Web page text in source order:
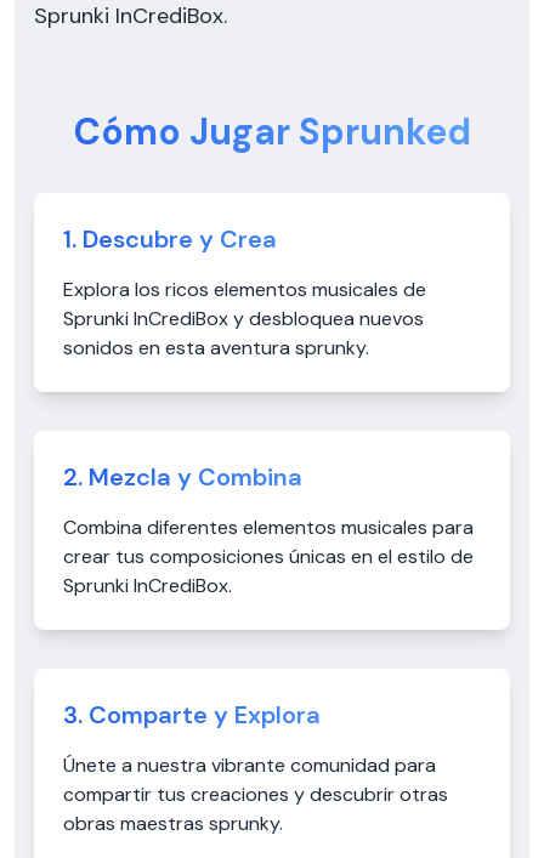
Sprunki InCrediBox.
Cómo Jugar Sprunked
1. Descubre y Crea
Explora los ricos elementos musicales de
Sprunki InCrediBox y desbloquea nuevos
sonidos en esta aventura sprunky.
2. Mezcla y Combina
Combina diferentes elementos musicales para
crear tus composiciones únicas en el estilo de
Sprunki InCrediBox.
3. Comparte y Explora
Únete a nuestra vibrante comunidad para
compartir tus creaciones y descubrir otras
obras maestras sprunky.